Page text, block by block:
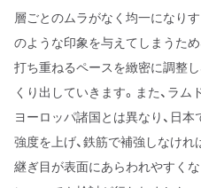
層ごとのムラがなく均一になり
のような印象を与えてしまうため
打ち重ねるペースを緻密に調整
くり出していきます。また、ラ
ヨーロッパ諸国とは異なり、日
強度を上げ、鉄筋で補強しなけ
継ぎ目が表面にあらわれやすく